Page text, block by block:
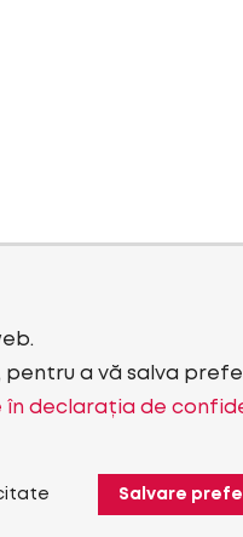
a vă salva
în declarația de
Salvare